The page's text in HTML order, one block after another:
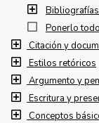
Ponerlo
Citación y
Estilos retóricos
Argumento y
Escritura y
Conceptos